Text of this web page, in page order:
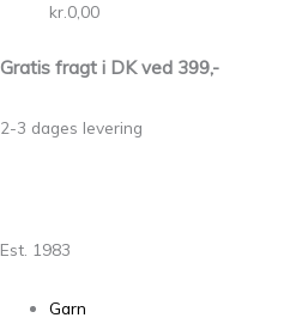
kr. 0,00
Gratis fragt i DK ved 399,-
2-3 dages levering
Est. 1983
Garn